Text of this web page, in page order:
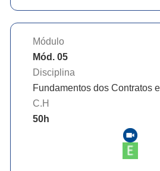
Módulo
Mód. 05
Disciplina
Fundamentos dos Contratos
C.H
50h